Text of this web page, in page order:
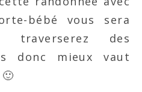
bébé vous sera
traverserez des
donc mieux vaut